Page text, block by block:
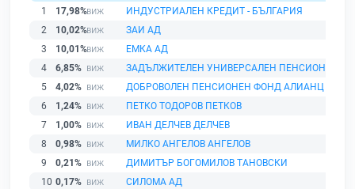
1 17,98%
ИНДУСТРИАЛЕН КРЕДИТ - БЪЛГАРИЯ
2
10,02%
ЗАИ АД
3
10,01%
ЕМКА АД
4
6,85%
ЗАДЪЛЖИТЕЛЕН УНИВЕРСАЛЕН ПЕНСИОНЕН
5
4,02%
ДОБРОВОЛЕН ПЕНСИОНЕН ФОНД АЛИАНЦ
6
1,24%
ПЕТКО ТОДОРОВ ПЕТКОВ
7
1,00%
ИВАН ДЕЛЧЕВ ДЕЛЧЕВ
8
0,98%
МИЛКО АНГЕЛОВ АНГЕЛОВ
9
0,21%
ДИМИТЪР БОГОМИЛОВ ТАНОВСКИ
10 0,17%
СИЛОМА АД